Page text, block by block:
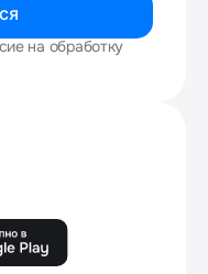
на обработку